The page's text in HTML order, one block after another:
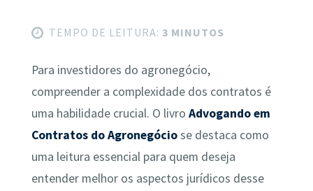
TEMPO DE LEITURA: 3 MINUTOS
Para investidores do agronegócio,
compreender a complexidade dos contratos é
uma habilidade crucial. O livro Advogando em
Contratos do Agronegóciose destaca como
uma leitura essencial para quem deseja
entender melhor os aspectos jurídicos desse